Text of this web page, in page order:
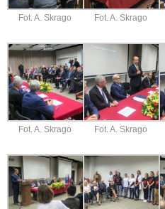
Fot. A. Skrago Fot. A. Skrago
Fot. A. Skrago Fot. A. Skrago